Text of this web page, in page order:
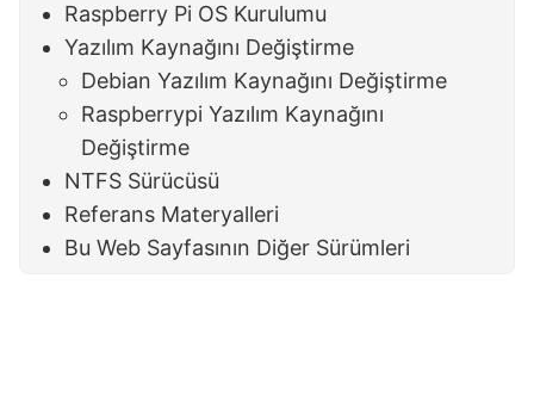
Raspberry Pi OS Kurulumu
Yazılım Kaynağını Değiştirme
Debian Yazılım Kaynağını Değiştirme
Raspberrypi Yazılım Kaynağını
Değiştirme
NTFS Sürücüsü
Referans Materyalleri
Bu Web Sayfasının Diğer Sürümleri